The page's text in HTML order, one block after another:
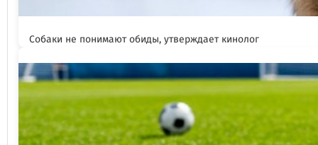
Собаки не понимают обиды, утверждает кинолог